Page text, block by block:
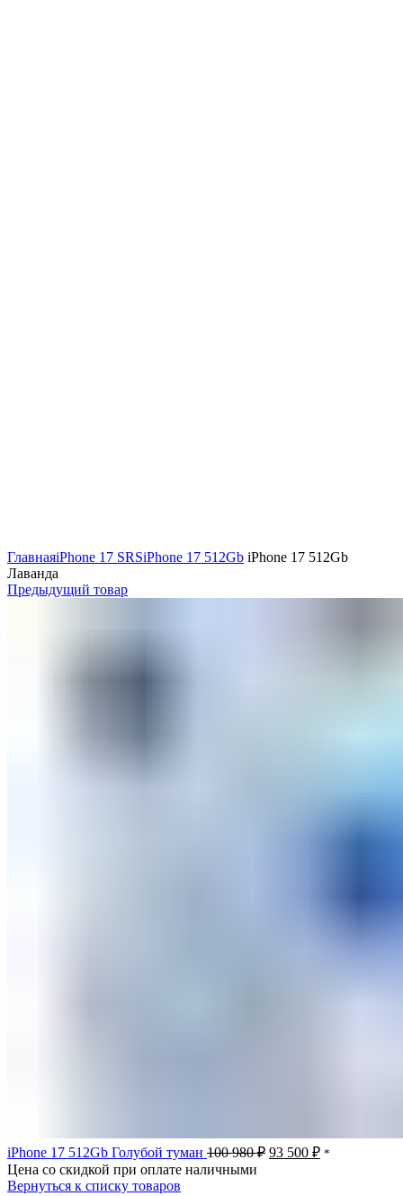
ГлавнаяiPhone 17 SRSiPhone 17 512Gb iPhone 17 512Gb
Лаванда
Предыдущий товар
iPhone 17 512Gb Голубой туман 100 980₽ Первоначальная
93 500 ₽Текущая
*
Цена со скидкой при оплате наличными
Вернуться к списку товаров